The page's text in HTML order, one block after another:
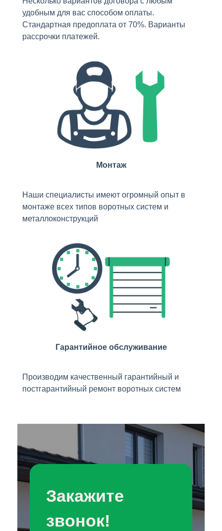
удобным для вас способом оплаты.
Стандартная предоплата от 70%. Варианты
рассрочки платежей.
Монтаж
Наши специалисты имеют огромный опыт в
монтаже всех типов воротных систем и
металлоконструкций
Гарантийное обслуживание
Производим качественный гарантийный и
постгарантийный ремонт воротных систем
Закажите
звонок!